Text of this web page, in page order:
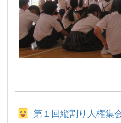
第１回縦割り人権集